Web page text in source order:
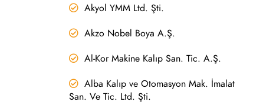
Akyol YMM Ltd. Şti.
Akzo Nobel Boya A.Ş.
Al-Kor Makine Kalıp San. Tic. A.Ş.
Alba Kalıp ve Otomasyon Mak. İmalat
San. Ve Tic. Ltd. Şti.